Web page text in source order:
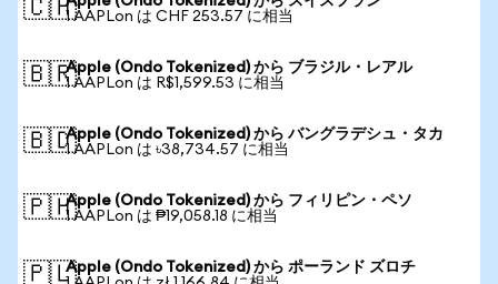
🇨🇭1 AAPLon は CHF 253.57 に相当
🇧🇷Apple (Ondo Tokenized) から ブラジル・レアル
1 AAPLon は R$1,599.53 に相当
🇧🇩Apple (Ondo Tokenized) から バングラデシュ・タカ
1 AAPLon は ৳38,734.57 に相当
🇵🇭Apple (Ondo Tokenized) から フィリピン・ペソ
1 AAPLon は ₱19,058.18 に相当
🇵🇱Apple (Ondo Tokenized) から ポーランド ズロチ